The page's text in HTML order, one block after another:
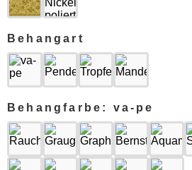
Behangart
Behangfarbe: va-pe